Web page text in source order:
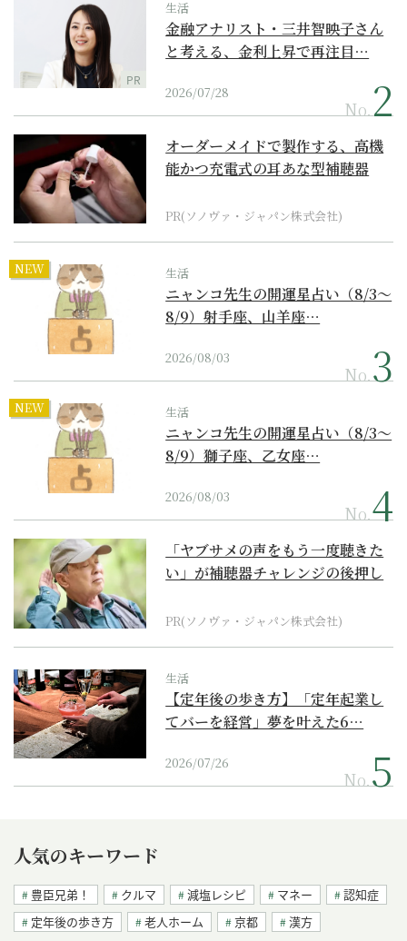
PR
生活
金融アナリスト・三井智映子さん
と考える、金利上昇で再注目…
2026/07/28
No.
オーダーメイドで製作する、高機
能かつ充電式の耳あな型補聴器
PR(ソノヴァ・ジャパン株式会社)
NEW 生活
ニャンコ先生の開運星占い（8/3～
8/9）射手座、山羊座…
2026/08/03
No.
NEW 生活
ニャンコ先生の開運星占い（8/3～
8/9）獅子座、乙女座…
2026/08/03
No.
「ヤブサメの声をもう一度聴きた
い」が補聴器チャレンジの後押し
PR(ソノヴァ・ジャパン株式会社)
生活
【定年後の歩き方】「定年起業し
てバーを経営」夢を叶えた6…
2026/07/26
No.
人気のキーワード
豊臣兄弟！ クルマ 減塩レシピ マネー
認知症
定年後の歩き方
老人ホーム 京都 漢方